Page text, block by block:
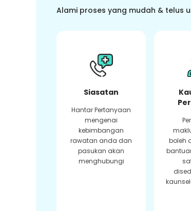
Alami proses yang mudah & telus
Siasatan
Hantar Pertanyaan
mengenai
kebimbangan
rawatan anda dan
pasukan akan
menghubungi
boleh